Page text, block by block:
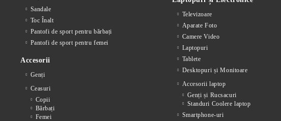
Sandale
Toc Înalt
Pantofi de sport pentru bărbați
Pantofi de sport pentru femei
Accesorii
Genți
Ceasuri
Copii
Bărbați
Femei
Televizoare
Aparate Foto
Camere Video
Laptopuri
Tablete
Desktopuri și Monitoare
Accesorii laptop
Genți și Rucsacuri
Standuri Coolere laptop
Smartphone-uri